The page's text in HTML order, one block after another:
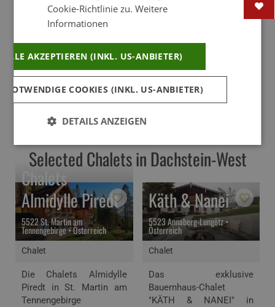
einzigartigen Chalets, Hütten und Lodges der Destination
laden zum Entspannen ein. Hier können Sie neue Kräfte für
den Alltag schöpfen und den erstklassigen Wohnkomfort,
sowie die moderne Einrichtung auf höchster Qualität
genießen. Erleben Sie die Vielseitigkeit und einen Urlaub
voller Abwechslung und Erholung im Urlaubsdomizil
Dachstein-West im Salzburger Land.
Selected Chalets in Dachstein-West
Chalet
Chalets
Almidylle Piredt
5522 St. Martin am
Tennengebirge • Österreich
Die Chalets Almidylle
Piredt in St. Martin am
Tennengebirge
Chalet
Käth & Nanei
5523 Annaberg-Lungötz •
Österreich
Das exklusive
Bauernhaus-Chalet
"KÄTH & NANEI" in
Cookie-Richtlinie zu.Weitere
Informationen
ALLE AKZEPTIEREN (INKL. US-ANBIETER)
NOTWENDIGE COOKIES (INKL. US-ANBIETER)
DETAILS ANZEIGEN